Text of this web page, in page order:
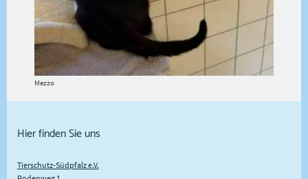
Mezzo
Hier finden Sie uns
Tierschutz-Südpfalz e.V.